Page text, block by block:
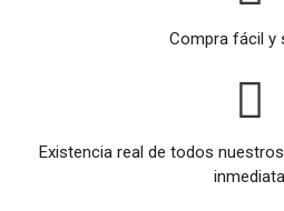
Compra fácil y
Existencia real de todos
inmediata